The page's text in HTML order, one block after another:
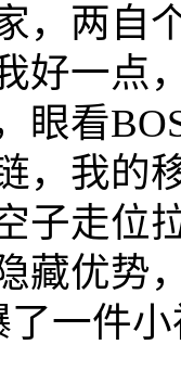
，两自
好一点
眼看
，我的
子走位
藏优势
了一件